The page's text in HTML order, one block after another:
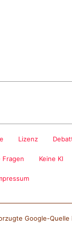
Lizenz
Fragen Keine KI
Google-